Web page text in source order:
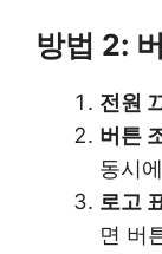
방법 2:
전원
버튼
동시
로고
면 버